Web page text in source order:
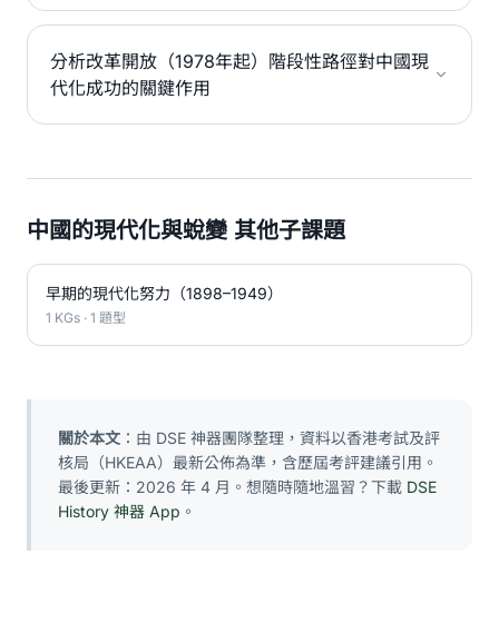
分析改革開放（1978年起）階段性路徑對中國現
代化成功的關鍵作用
中國的現代化與蛻變 其他子課題
早期的現代化努力（1898–1949）
1 KGs · 1 題型
關於本文 ：由 DSE 神器團隊整理，資料以香港考試及評
核局（HKEAA）最新公佈為準，含歷屆考評建議引用。
最後更新：2026 年 4 月。想隨時隨地溫習？下載 DSE
History 神器 App 。